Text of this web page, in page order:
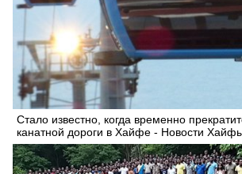
Стало известно, когда временно
канатной дороги в Хайфе - Новости